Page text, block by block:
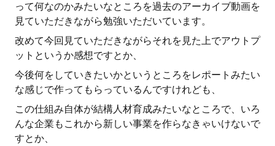
って何なのかみたいなところを過去のアーカイブ動画を
見ていただきながら勉強いただいています。
改めて今回見ていただきながらそれを見た上でアウトプ
ットというか感想ですとか、
今後何をしていきたいかというところをレポートみたい
な感じで作ってもらっているんですけれども、
この仕組み自体が結構人材育成みたいなところで、いろ
んな企業もこれから新しい事業を作らなきゃいけないで
すとか、